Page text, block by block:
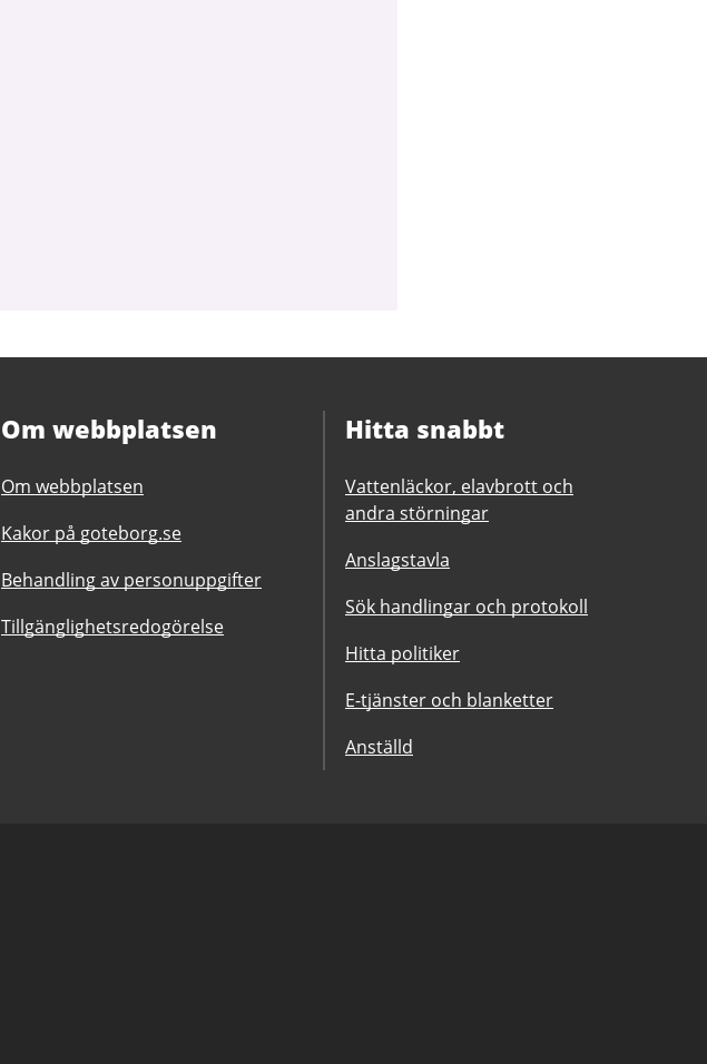
Om webbplatsen
Om webbplatsen
Kakor på goteborg.se
Behandling av personuppgifter
Tillgänglighetsredogörelse
Hitta snabbt
Vattenläckor, elavbrott och
andra störningar
Anslagstavla
Sök handlingar och protokoll
Hitta politiker
E-tjänster och blanketter
Anställd